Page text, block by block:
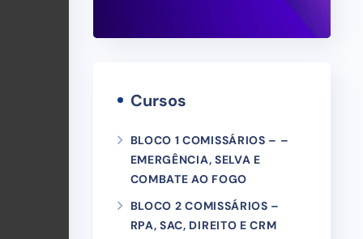
Cursos
BLOCO 1 COMISSÁRIOS – –
EMERGÊNCIA, SELVA E
COMBATE AO FOGO
BLOCO 2 COMISSÁRIOS –
RPA, SAC, DIREITO E CRM